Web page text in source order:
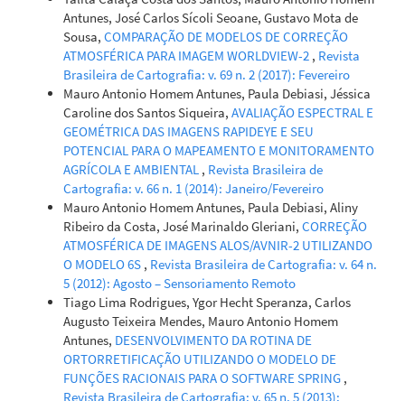
Antunes, José Carlos Sícoli Seoane, Gustavo Mota de
Sousa, COMPARAÇÃO DE MODELOS DE CORREÇÃO
ATMOSFÉRICA PARA IMAGEM WORLDVIEW-2 , Revista
Brasileira de Cartografia: v. 69 n. 2 (2017): Fevereiro
Mauro Antonio Homem Antunes, Paula Debiasi, Jéssica
Caroline dos Santos Siqueira, AVALIAÇÃO ESPECTRAL E
GEOMÉTRICA DAS IMAGENS RAPIDEYE E SEU
POTENCIAL PARA O MAPEAMENTO E MONITORAMENTO
AGRÍCOLA E AMBIENTAL , Revista Brasileira de
Cartografia: v. 66 n. 1 (2014): Janeiro/Fevereiro
Mauro Antonio Homem Antunes, Paula Debiasi, Aliny
Ribeiro da Costa, José Marinaldo Gleriani, CORREÇÃO
ATMOSFÉRICA DE IMAGENS ALOS/AVNIR-2 UTILIZANDO
O MODELO 6S , Revista Brasileira de Cartografia: v. 64 n.
5 (2012): Agosto – Sensoriamento Remoto
Tiago Lima Rodrigues, Ygor Hecht Speranza, Carlos
Augusto Teixeira Mendes, Mauro Antonio Homem
Antunes, DESENVOLVIMENTO DA ROTINA DE
ORTORRETIFICAÇÃO UTILIZANDO O MODELO DE
FUNÇÕES RACIONAIS PARA O SOFTWARE SPRING ,
Revista Brasileira de Cartografia: v. 65 n. 5 (2013):